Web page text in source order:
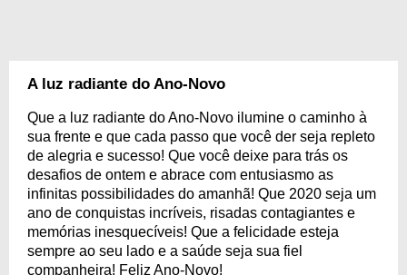
A luz radiante do Ano-Novo
Que a luz radiante do Ano-Novo ilumine o caminho à
sua frente e que cada passo que você der seja repleto
de alegria e sucesso! Que você deixe para trás os
desafios de ontem e abrace com entusiasmo as
infinitas possibilidades do amanhã! Que 2020 seja um
ano de conquistas incríveis, risadas contagiantes e
memórias inesquecíveis! Que a felicidade esteja
sempre ao seu lado e a saúde seja sua fiel
companheira! Feliz Ano-Novo!